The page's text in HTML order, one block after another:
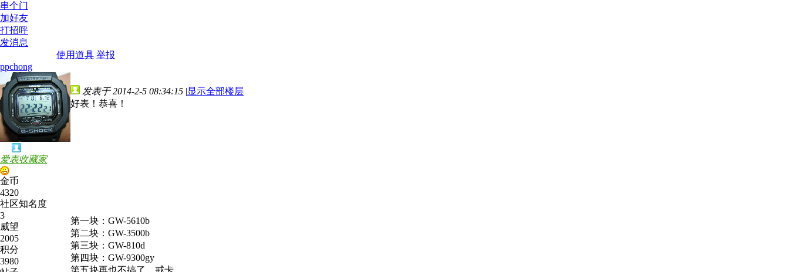
串个门
加好友
打招呼
发消息
使用道具 举报
ppchong
爱表收藏家
金币
4320
社区知名度
3
威望
2005
积分
3980
发表于 2014-2-5 08:34:15 |显示全部楼层
好表！恭喜！
第一块：GW-5610b
第二块：GW-3500b
第三块：GW-810d
第四块：GW-9300gy
第五块再也不搞了，戒卡。